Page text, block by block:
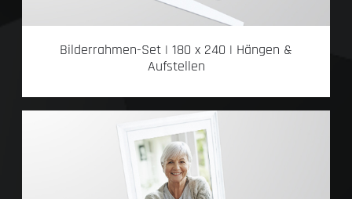
Bilderrahmen-Set | 180 x 240 | Hängen &
Aufstellen